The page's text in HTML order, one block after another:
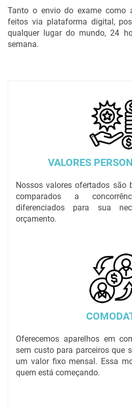
Tanto o envio do exame como
feitos via plataforma digital,
qualquer lugar do mundo, 24
semana.
VALORES
Nossos valores ofertados são
comparados a
diferenciados para sua
orçamento.
Oferecemos aparelhos em
sem custo para parceiros que
um valor fixo mensal. Essa
quem está começando.